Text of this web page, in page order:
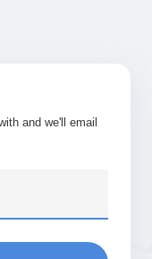
and we'll email